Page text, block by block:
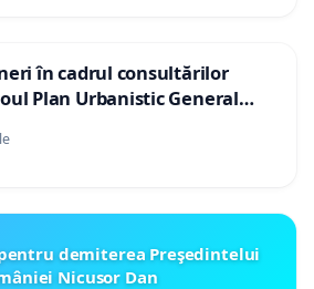
în cadrul consultărilor
Plan Urbanistic General
demiterea Preşedintelui
Nicusor Dan